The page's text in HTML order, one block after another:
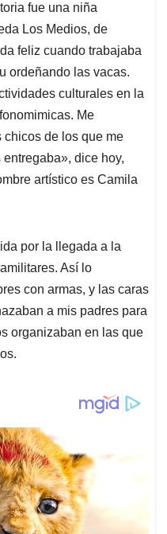
fue una niña
Los Medios, de
feliz cuando trabajaba
ordeñando las vacas.
culturales en la
Me
chicos de los que me
dice hoy,
artístico es Camila
por la llegada a la
Así lo
con armas, y las caras
a mis padres para
organizaban en las que